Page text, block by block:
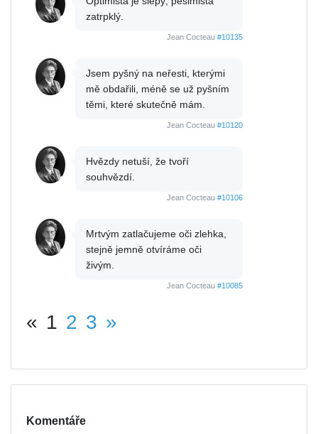
zatrpklý.
Jean Cocteau #10135
Jsem pyšný na neřesti, kterými
mě obdařili, méně se už pyšním
těmi, které skutečně mám.
Jean Cocteau #10120
Hvězdy netuší, že tvoří
souhvězdí.
Jean Cocteau #10106
Mrtvým zatlačujeme oči zlehka,
stejně jemně otvíráme oči
živým.
Jean Cocteau #10085
« 1 2 3 »
Komentáře